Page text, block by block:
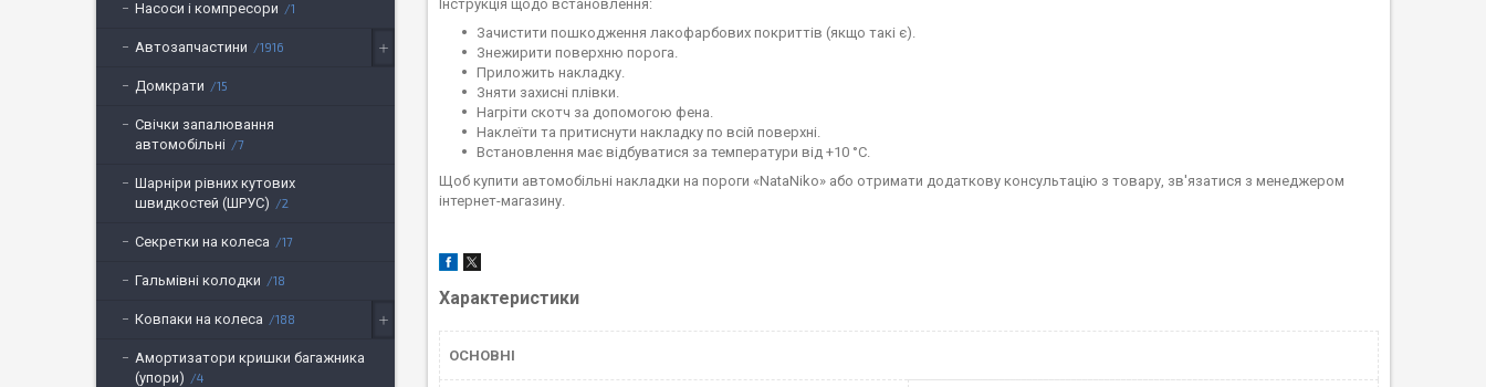
Інструкція щодо встановлення:
Зачистити пошкодження лакофарбових покриттів (якщо такі є).
Знежирити поверхню порога.
Приложить накладку.
Зняти захисні плівки.
Нагріти скотч за допомогою фена.
Наклеїти та притиснути накладку по всій поверхні.
Встановлення має відбуватися за температури від +10 °C.
Щоб купити автомобільні накладки на пороги «NataNiko» або отримати додаткову консультацію з товару, зв'язатися з менеджером
інтернет-магазину.
Характеристики
ОСНОВНІ
Насоси і компресори 1
Автозапчастини 1916
Домкрати 15
Свічки запалювання
автомобільні
7
Шарніри рівних кутових
швидкостей (ШРУС)
2
Секретки на колеса 17
Гальмівні колодки 18
Ковпаки на колеса 188
Амортизатори кришки багажника
(упори)
4